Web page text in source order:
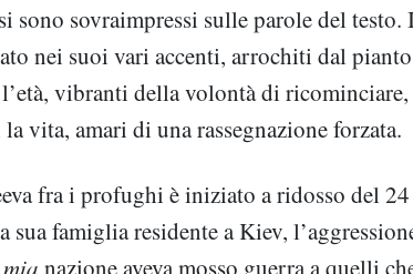
sono sovraimpressi sulle parole del testo.
nei suoi vari accenti, arrochiti dal
vibranti della volontà di ricominciare,
vita, amari di una rassegnazione forzata.
fra i profughi è iniziato a ridosso del
sua famiglia residente a Kiev,
mia nazione aveva mosso guerra a quelli